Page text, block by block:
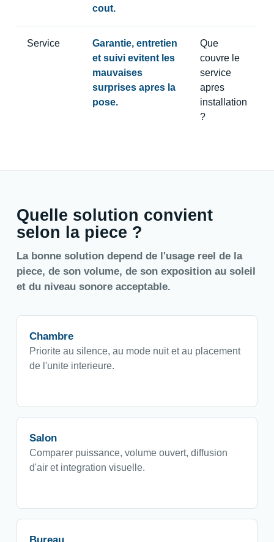
cout.
Service
Garantie, entretien
et suivi evitent les
mauvaises
surprises apres la
pose.
Que
couvre le
service
apres
installation
?
Quelle solution convient
selon la piece ?
La bonne solution depend de l'usage reel de la
piece, de son volume, de son exposition au soleil
et du niveau sonore acceptable.
Chambre
Priorite au silence, au mode nuit et au placement
de l'unite interieure.
Salon
Comparer puissance, volume ouvert, diffusion
d'air et integration visuelle.